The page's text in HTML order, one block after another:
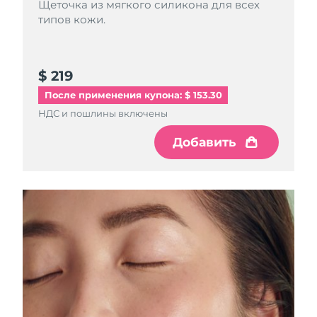
Щеточка из мягкого силикона для всех
типов кожи.
$ 219
После применения купона: $ 153.30
НДС и пошлины включены
Добавить
Италия
Япония
२६/८/१३
Ожидаемая дата доставки
Ожидаемая дата доставки
२६/८/१२
Ожидаемая дата доставки
२६/८/१०
Латвия
Ожидаемая дата доставки
२६/८/१०